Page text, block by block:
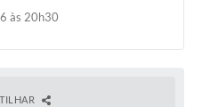
às 20h30